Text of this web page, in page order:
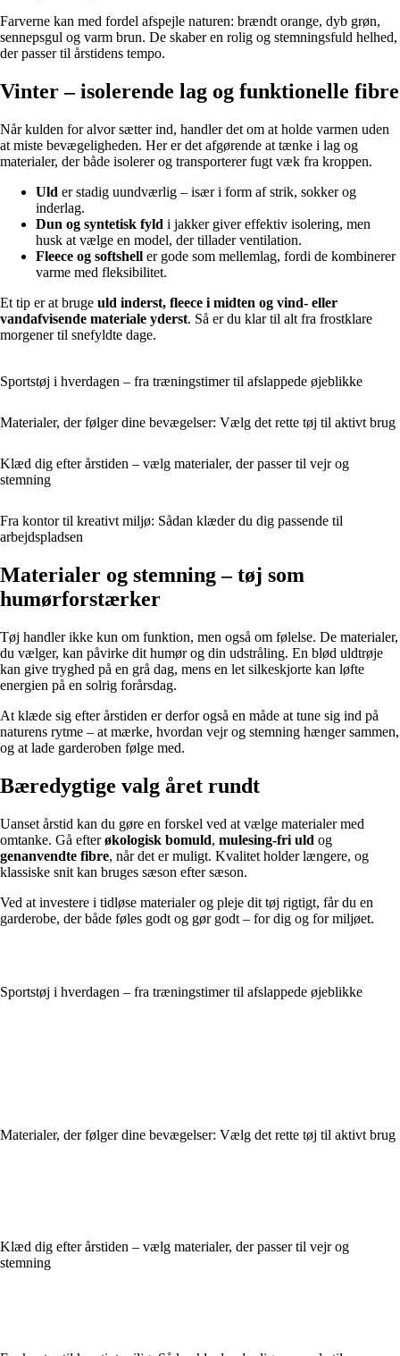
Farverne kan med fordel afspejle naturen: brændt orange, dyb grøn,
sennepsgul og varm brun. De skaber en rolig og stemningsfuld helhed,
der passer til årstidens tempo.
Vinter – isolerende lag og funktionelle fibre
Når kulden for alvor sætter ind, handler det om at holde varmen uden
at miste bevægeligheden. Her er det afgørende at tænke i lag og
materialer, der både isolerer og transporterer fugt væk fra kroppen.
Uld er stadig uundværlig – især i form af strik, sokker og
inderlag.
Dun og syntetisk fyld i jakker giver effektiv isolering, men
husk at vælge en model, der tillader ventilation.
Fleece og softshell er gode som mellemlag, fordi de kombinerer
varme med fleksibilitet.
Et tip er at bruge uld inderst, fleece i midten og vind- eller
vandafvisende materiale yderst. Så er du klar til alt fra frostklare
morgener til snefyldte dage.
Sportstøj i hverdagen – fra træningstimer til afslappede øjeblikke
Materialer, der følger dine bevægelser: Vælg det rette tøj til aktivt brug
Klæd dig efter årstiden – vælg materialer, der passer til vejr og
stemning
Fra kontor til kreativt miljø: Sådan klæder du dig passende til
arbejdspladsen
Materialer og stemning – tøj som
humørforstærker
Tøj handler ikke kun om funktion, men også om følelse. De materialer,
du vælger, kan påvirke dit humør og din udstråling. En blød uldtrøje
kan give tryghed på en grå dag, mens en let silkeskjorte kan løfte
energien på en solrig forårsdag.
At klæde sig efter årstiden er derfor også en måde at tune sig ind på
naturens rytme – at mærke, hvordan vejr og stemning hænger sammen,
og at lade garderoben følge med.
Bæredygtige valg året rundt
Uanset årstid kan du gøre en forskel ved at vælge materialer med
omtanke. Gå efterøkologisk bomuld, mulesing-fri uld og
genanvendte fibre, når det er muligt. Kvalitet holder længere, og
klassiske snit kan bruges sæson efter sæson.
Ved at investere i tidløse materialer og pleje dit tøj rigtigt, får du en
garderobe, der både føles godt og gør godt – for dig og for miljøet.
Sportstøj i hverdagen – fra træningstimer til afslappede øjeblikke
Materialer, der følger dine bevægelser: Vælg det rette tøj til aktivt brug
Klæd dig efter årstiden – vælg materialer, der passer til vejr og
stemning